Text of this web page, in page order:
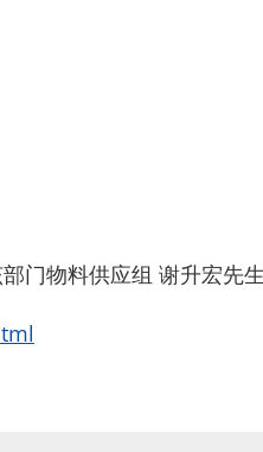
门物料供应组 谢升宏先